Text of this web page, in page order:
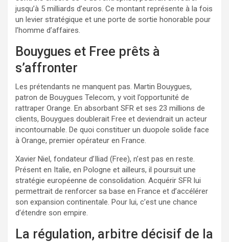
jusqu’à 5 milliards d’euros. Ce montant représente à la fois
un levier stratégique et une porte de sortie honorable pour
l’homme d’affaires.
Bouygues et Free prêts à
s’affronter
Les prétendants ne manquent pas. Martin Bouygues,
patron de Bouygues Telecom, y voit l’opportunité de
rattraper Orange. En absorbant SFR et ses 23 millions de
clients, Bouygues doublerait Free et deviendrait un acteur
incontournable. De quoi constituer un duopole solide face
à Orange, premier opérateur en France.
Xavier Niel, fondateur d’Iliad (Free), n’est pas en reste.
Présent en Italie, en Pologne et ailleurs, il poursuit une
stratégie européenne de consolidation. Acquérir SFR lui
permettrait de renforcer sa base en France et d’accélérer
son expansion continentale. Pour lui, c’est une chance
d’étendre son empire.
La régulation, arbitre décisif de la